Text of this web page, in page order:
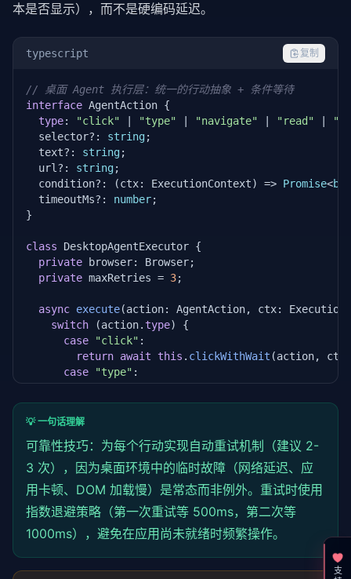
本是否显示），而不是硬编码延迟。
typescript 复制
// 桌面 Agent 执行层：统一的行动抽象 + 条件等待
interface AgentAction {
type: "click" "type" "navigate" "read"
  selector?:
string;
  text?:
string;
  url?:
string;
  condition?: (ctx: ExecutionContext) =>
Promise<
  timeoutMs?:
number;
}
class DesktopAgentExecutor {
private browser: Browser;
private maxRetries = 3;
async execute(action: AgentAction, ctx:
switch (action. type) {
case
"click" :
return await this . clickWithWait (action,
case
"type" :
return await this.typeWithWait(action, ctx);
case "navigate":
return
return await this.waitForCondition(action,
case
"screenshot":
return
await this captureScreenshot();
default :
throw
new Error(`未知的行动类型:
    }
(action: AgentAction,
💡 一句话理解
可靠性技巧：为每个行动实现自动重试机制（建议 2-
3 次），因为桌面环境中的临时故障（网络延迟、应
用卡顿、DOM 加载慢）是常态而非例外。重试时使用
指数退避策略（第一次重试等 500ms，第二次等
1000ms），避免在应用尚未就绪时频繁操作。